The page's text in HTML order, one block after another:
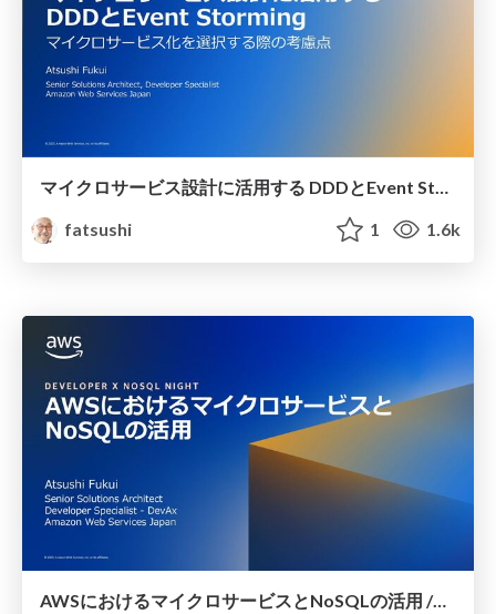
マイクロサービス設計に活⽤する DDDとEvent Storming / designing_microservices_with_DDD_and_EventStorming
fatsushi
1 1.6k
AWSにおけるマイクロサービスとNoSQLの活用 /microservice architecture with NoSQL on AWS